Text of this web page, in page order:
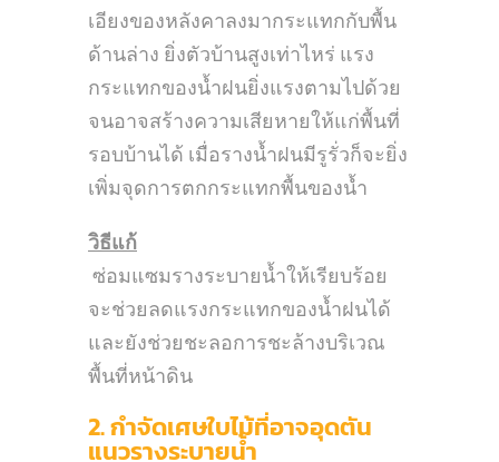
เอียงของหลังคาลงมากระแทกกับพื้น
ด้านล่าง ยิ่งตัวบ้านสูงเท่าไหร่ แรง
กระแทกของน้ำฝนยิ่งแรงตามไปด้วย
จนอาจสร้างความเสียหายให้แก่พื้นที่
รอบบ้านได้ เมื่อรางน้ำฝนมีรูรั่วก็จะยิ่ง
เพิ่มจุดการตกกระแทกพื้นของน้ำ
วิธีแก้
ซ่อมแซมรางระบายน้ำให้เรียบร้อย
จะช่วยลดแรงกระแทกของน้ำฝนได้
และยังช่วยชะลอการชะล้างบริเวณ
พื้นที่หน้าดิน
2. กำจัดเศษใบไม้ที่อาจอุดตัน
แนวรางระบายน้ำ